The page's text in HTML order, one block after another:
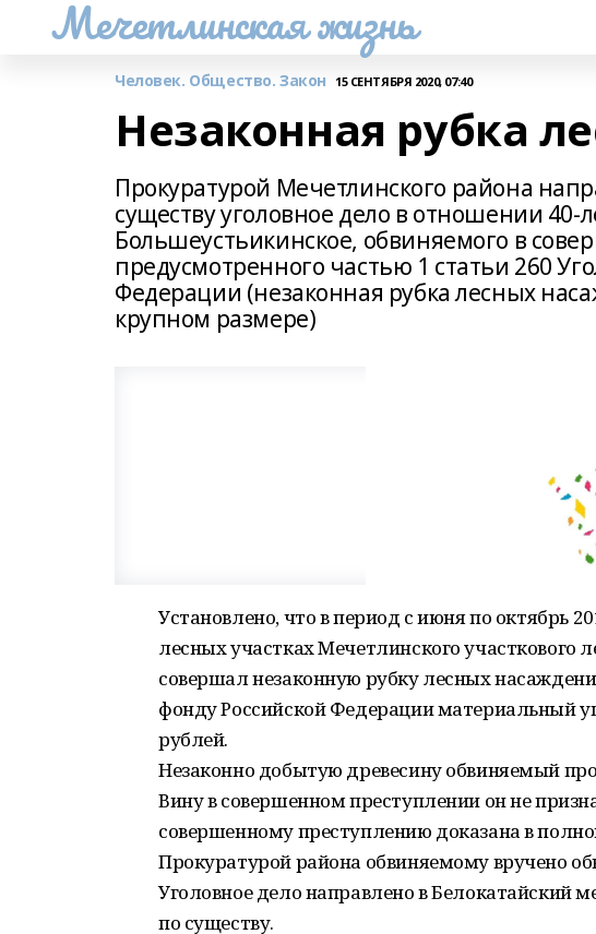
Мечетлинская жизнь
Человек. Общество. Закон 15 СЕНТЯБРЯ 2020, 07:40
Незаконная рубка
Прокуратурой Мечетлинского района
существу уголовное дело в отношении 40-
Большеустьикинское, обвиняемого в
предусмотренного частью 1 статьи 260
Федерации (незаконная рубка лесных
крупном размере)
Установлено, что в период с июня по октябрь
лесных участках Мечетлинского участкового
совершал незаконную рубку лесных
фонду Российской Федерации материальный
рублей.
Незаконно добытую древесину обвиняемый
Вину в совершенном преступлении он не
совершенному преступлению доказана в
Прокуратурой района обвиняемому вручено
Уголовное дело направлено в Белокатайский
по существу.